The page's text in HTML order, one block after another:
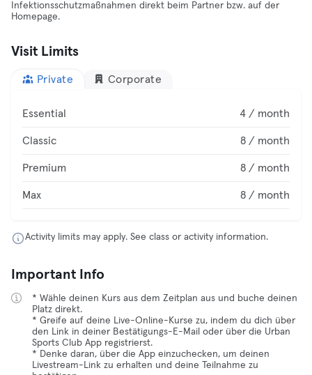
Infektionsschutzmaßnahmen direkt beim Partner bzw. auf der
Homepage.
Visit Limits
Private Corporate
Essential 4 / month
Classic 8 / month
Premium 8 / month
Max 8 / month
Activity limits may apply. See class or activity information.
Important Info
* Wähle deinen Kurs aus dem Zeitplan aus und buche deinen
Platz direkt.
* Greife auf deine Live-Online-Kurse zu, indem du dich über
den Link in deiner Bestätigungs-E-Mail oder über die Urban
Sports Club App registrierst.
* Denke daran, über die App einzuchecken, um deinen
Livestream-Link zu erhalten und deine Teilnahme zu